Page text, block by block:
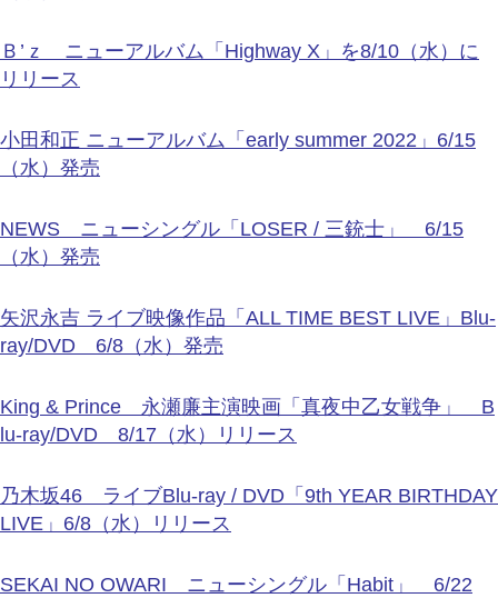
Ｂ’ｚ ニューアルバム「Highway X」を8/10（水）に
リリース
小田和正 ニューアルバム「early summer 2022」6/15
（水）発売
NEWS ニューシングル「LOSER / 三銃士」 6/15
（水）発売
矢沢永吉 ライブ映像作品「ALL TIME BEST LIVE」Blu-
ray/DVD 6/8（水）発売
King & Prince 永瀬廉主演映画「真夜中乙女戦争」 B
lu-ray/DVD 8/17（水）リリース
乃木坂46 ライブBlu-ray / DVD「9th YEAR BIRTHDAY
LIVE」6/8（水）リリース
SEKAI NO OWARI ニューシングル「Habit」 6/22